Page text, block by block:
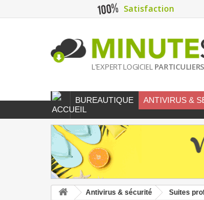
Satisfaction
L'EXPERT LOGICIEL
BUREAUTIQUE ANTIVIRUS &
Antivirus & sécurité Suites